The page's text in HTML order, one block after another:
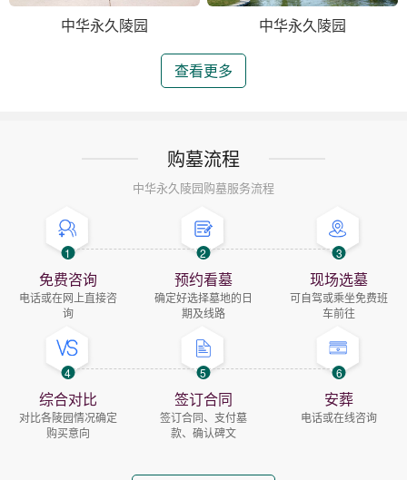
中华永久陵园 中华永久陵园
查看更多
购墓流程
中华永久陵园购墓服务流程
1
免费咨询
电话或在网上直接咨
询
2
预约看墓
确定好选择墓地的日
期及线路
3
现场选墓
可自驾或乘坐免费班
车前往
4
综合对比
对比各陵园情况确定
购买意向
5
签订合同
签订合同、支付墓
款、确认碑文
6
安葬
电话或在线咨询